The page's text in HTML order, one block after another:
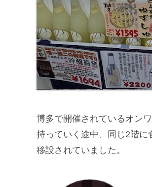
博多で開催されているオン
持っていく途中、同じ2階
移設されていました。